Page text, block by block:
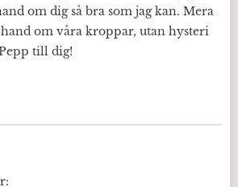
om dig så bra som jag kan. Mera
om våra kroppar, utan hysteri
till dig!